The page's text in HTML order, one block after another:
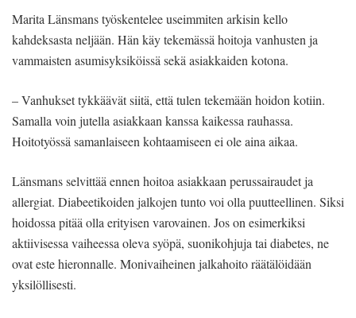
Marita Länsmans työskentelee useimmiten arkisin kello
kahdeksasta neljään. Hän käy tekemässä hoitoja vanhusten ja
vammaisten asumisyksiköissä sekä asiakkaiden kotona.
– Vanhukset tykkäävät siitä, että tulen tekemään hoidon kotiin.
Samalla voin jutella asiakkaan kanssa kaikessa rauhassa.
Hoitotyössä samanlaiseen kohtaamiseen ei ole aina aikaa.
Länsmans selvittää ennen hoitoa asiakkaan perussairaudet ja
allergiat. Diabeetikoiden jalkojen tunto voi olla puutteellinen. Siksi
hoidossa pitää olla erityisen varovainen. Jos on esimerkiksi
aktiivisessa vaiheessa oleva syöpä, suonikohjuja tai diabetes, ne
ovat este hieronnalle. Monivaiheinen jalkahoito räätälöidään
yksilöllisesti.